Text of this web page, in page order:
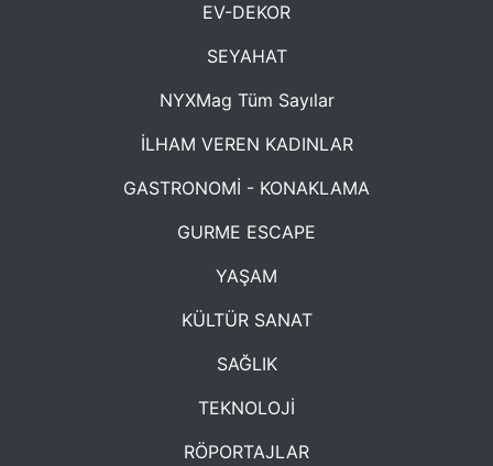
EV-DEKOR
SEYAHAT
NYXMag Tüm Sayılar
İLHAM VEREN KADINLAR
GASTRONOMİ - KONAKLAMA
GURME ESCAPE
YAŞAM
KÜLTÜR SANAT
SAĞLIK
TEKNOLOJİ
RÖPORTAJLAR